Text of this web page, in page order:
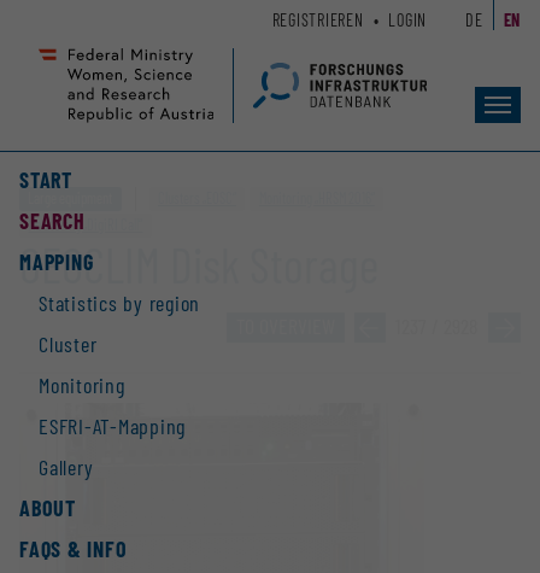
Seiteninhalt
Accesskey
Hauptnavigation
Accesskey
START
SEARCH
MAPPING
Statistics by region
Cluster
Monitoring
ESFRI-AT-Mapping
Gallery
ABOUT
FAQS & INFO
REGISTRIEREN LOGIN DE EN
Monitoring „DigiRI Call“
GEOCLIM Disk Storage